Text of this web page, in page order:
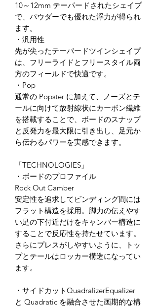
10～12mm テーパードされたシェイプ
で、パウダーでも優れた浮力が得られ
ます。
・汎用性
先が尖ったテーパードツインシェイプ
は、フリーライドとフリースタイル両
方のフィールドで快適です。
・Pop
通常の Popster に加えて、ノーズとテ
ールに向けて放射線状にカーボン繊維
を搭載することで、ボードのスナップ
と反発力を最大限に引き出し、足元か
ら伝わるパワーを実感できます。
「TECHNOLOGIES」
・ボードのプロファイル
Rock Out Camber
安定性を追求してビンディング間には
フラット構造を採用。脚力の伝えやす
い足の下付近だけをキャンバー構造に
することで反応性を持たせています。
さらにプレスがしやすいように、トッ
プとテールはロッカー構造になってい
ます。
・サイドカットQuadralizerEqualizer
と Quadratic を融合させた画期的な構